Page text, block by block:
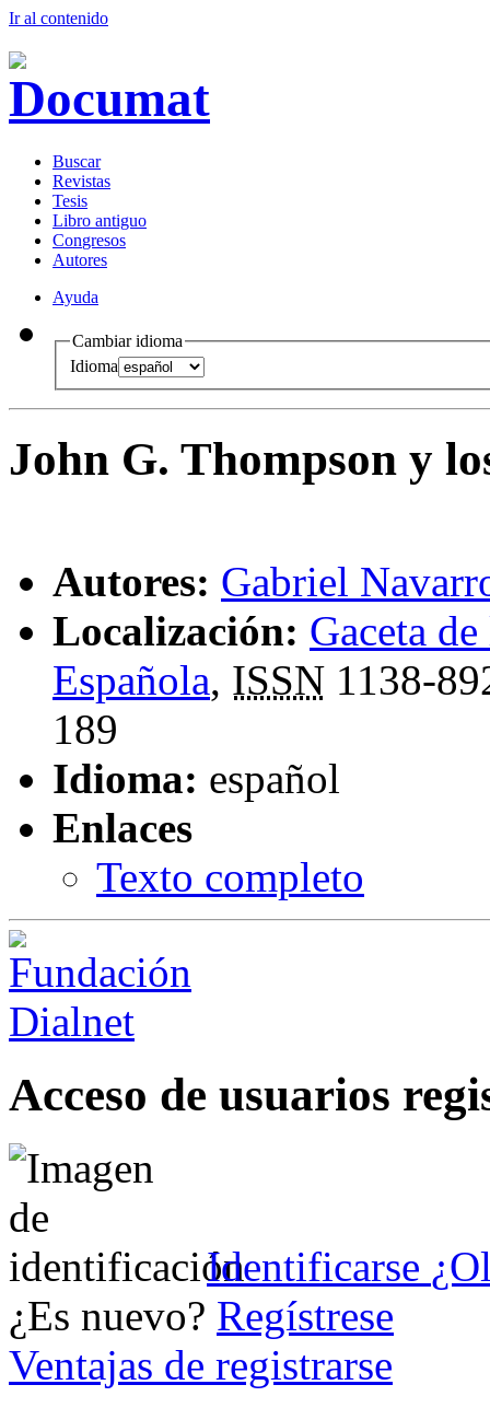
Ir al contenido
Buscar
Revistas
Tesis
Libro antiguo
Congresos
Autores
Ayuda
Cambiar idioma
Idioma
John G. Thompson y
Autores: Gabriel
Localización: Gaceta
Española, ISSN 1138-
189
Idioma: español
Enlaces
Texto completo
Acceso de usuarios
Identificarse
¿Es nuevo? Regístrese
Ventajas de registrarse